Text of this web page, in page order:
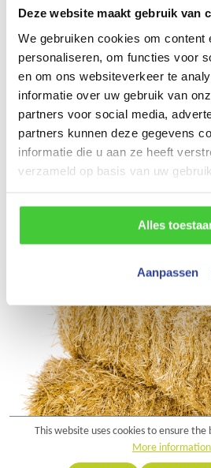
Deze website maakt gebruik van
We gebruiken cookies om content
personaliseren, om functies voor
en om ons websiteverkeer te
informatie over uw gebruik van
partners voor social media,
partners kunnen deze gegevens
informatie die u aan ze heeft
verzameld op basis van uw
Alles
Aanpassen